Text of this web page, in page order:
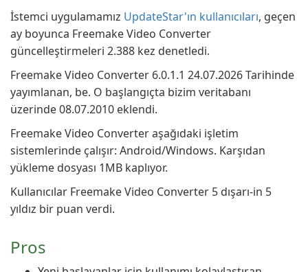
İstemci uygulamamız UpdateStar'ın kullanıcıları, geçen
ay boyunca Freemake Video Converter
güncelleştirmeleri 2.388 kez denetledi.
Freemake Video Converter 6.0.1.1 24.07.2026 Tarihinde
yayımlanan, be. O başlangıçta bizim veritabanı
üzerinde 08.07.2010 eklendi.
Freemake Video Converter aşağıdaki işletim
sistemlerinde çalışır: Android/Windows. Karşıdan
yükleme dosyası 1MB kaplıyor.
Kullanıcılar Freemake Video Converter 5 dışarı-in 5
yıldız bir puan verdi.
Pros